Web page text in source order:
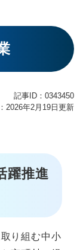
記事ID：0343450
2026年2月19日更新
躍推進
り組む中小